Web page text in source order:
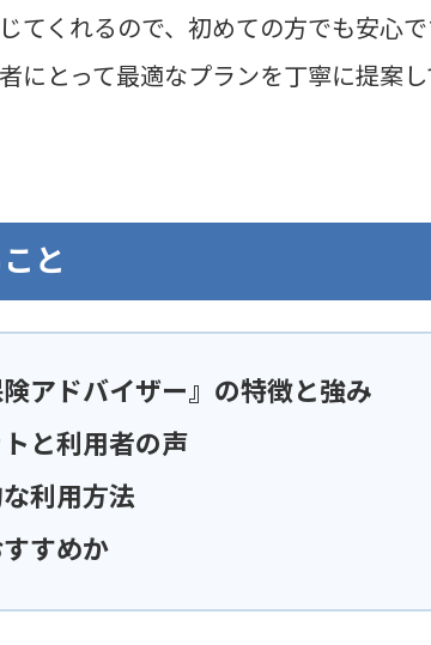
てくれるので、初めての方でも安心で
にとって最適なプランを丁寧に提案し
と
アドバイザー』の特徴と強み
と利用者の声
利用方法
すめか